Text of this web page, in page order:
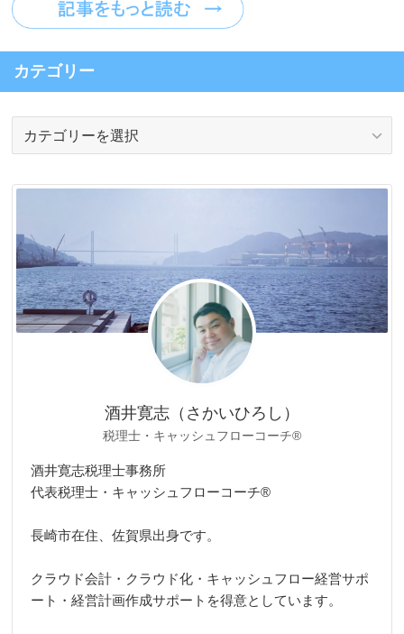
カテゴリー
リ
酒井寛志（さかいひろし）
税理士・キャッシュフローコーチ®
酒井寛志税理士事務所
代表税理士・キャッシュフローコーチ®
長崎市在住、佐賀県出身です。
クラウド会計・クラウド化・キャッシュフロー経営サポ
ート・経営計画作成サポートを得意としています。